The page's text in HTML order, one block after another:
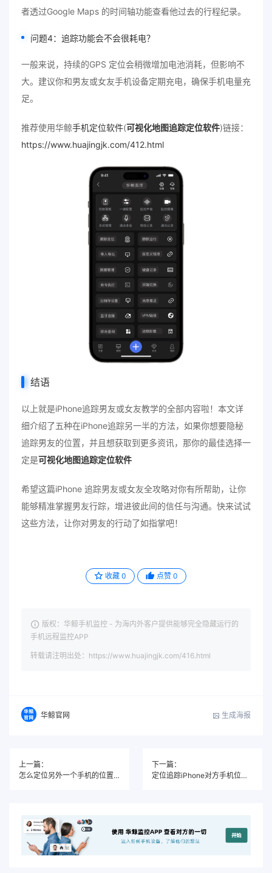
者透过Google Maps 的时间轴功能查看他过去的行程纪录。
问题4：追踪功能会不会很耗电？
一般来说，持续的GPS 定位会稍微增加电池消耗，但影响不
大。建议你和男友或女友手机设备定期充电，确保手机电量充
足。
推荐使用华鲸手机定位软件(可视化地图追踪定位软件)链接：
https://www.huajingjk.com/412.html
结语
以上就是iPhone追踪男友或女友教学的全部内容啦！本文详
细介绍了五种在iPhone追踪另一半的方法，如果你想要隐秘
追踪男友的位置，并且想获取到更多资讯，那你的最佳选择一
定是可视化地图追踪定位软件
希望这篇iPhone 追踪男友或女友全攻略对你有所帮助，让你
能够精准掌握男友行踪，增进彼此间的信任与沟通。快来试试
这些方法，让你对男友的行动了如指掌吧！
收藏 0 点赞 0
版权：华鲸手机监控 - 为海内外客户提供能够完全隐藏运行的
手机远程监控APP
转载请注明出处：https://www.huajingjk.com/416.html
华鲸官网 生成海报
上一篇：
怎么定位另外一个手机的位置, 如何找到对方手机位置
下一篇：
定位追踪iPhone对方手机位置方法和软件推荐